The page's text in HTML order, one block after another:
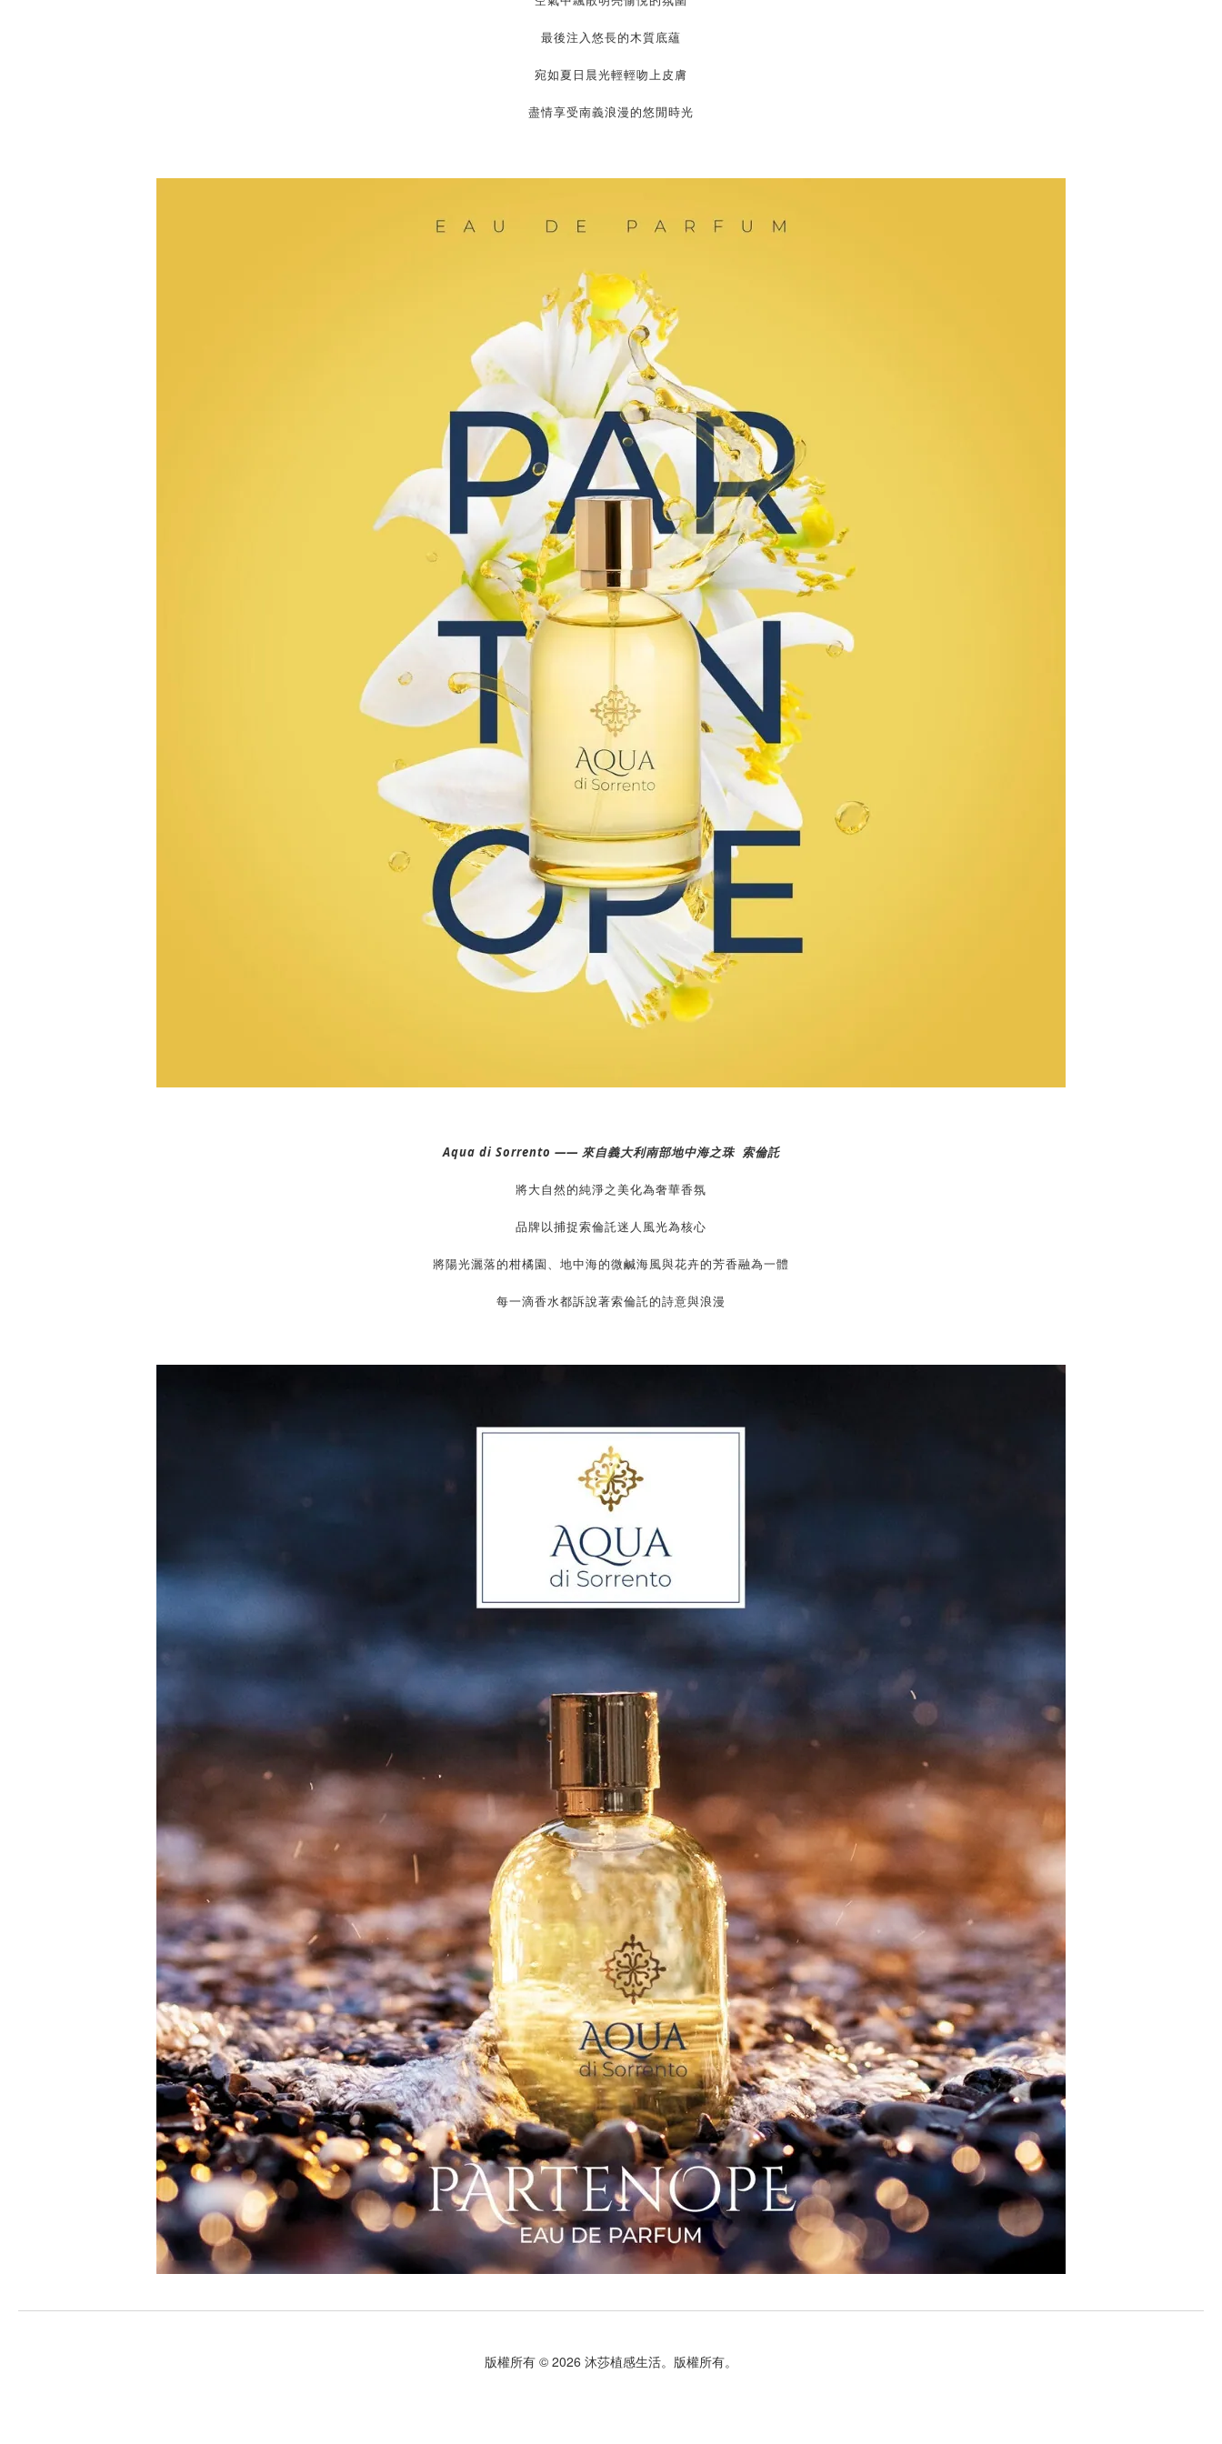
最後注入悠長的木質底蘊
宛如夏日晨光輕輕吻上皮膚
盡情享受南義浪漫的悠閒時光
Aqua di Sorrento —— 來自義大利南部地中海之珠 索倫託
將大自然的純淨之美化為奢華香氛
品牌以捕捉索倫託迷人風光為核心
將陽光灑落的柑橘園、地中海的微鹹海風與花卉的芳香融為一體
每一滴香水都訴說著索倫託的詩意與浪漫
版權所有 © 2026 沐莎植感生活。版權所有。